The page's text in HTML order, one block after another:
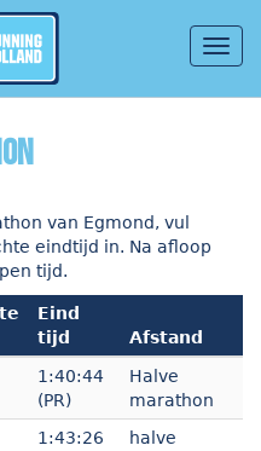
van Egmond, vul
eindtijd in. Na afloop
tijd.
Eind
tijd
Afstand
1:40:44
(PR)
Halve
marathon
1:43:26
halve